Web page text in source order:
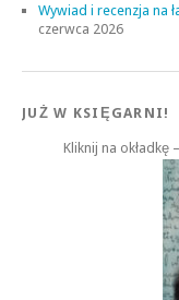
Wywiad i recenzja na
czerwca 2026
JUŻ W KSIĘGARNI!
Kliknij na okładkę